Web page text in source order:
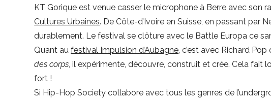
KT Gorique est venue casser le microphone à Berre avec son
Cultures Urbaines. De Côte-d’Ivoire en Suisse, en passant par
durablement. Le festival se clôture avec le Battle Europa ce
Quant aufestival Impulsion d’Aubagne , c’est avec Richard
des corps , il expérimente, découvre, construit et crée. Cela
fort !
Si Hip-Hop Society collabore avec tous les genres de